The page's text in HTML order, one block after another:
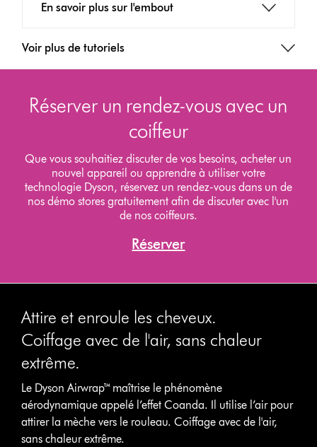
En savoir plus sur l'embout
Voir plus de tutoriels
Réserver un rendez-vous avec un
coiffeur
Que vous souhaitiez discuter de vos besoins, acheter un
nouvel appareil ou apprendre à utiliser votre
technologie Dyson, réservez un rendez-vous dans un de
nos démo stores gratuitement afin de discuter avec l'un
de nos coiffeurs.
Réserver
Attire et enroule les cheveux.
Coiffage avec de l'air, sans chaleur
extrême.
Le Dyson Airwrap™ maîtrise le phénomène
aérodynamique appelé l’effet Coanda. Il utilise l’air pour
attirer la mèche vers le rouleau. Coiffage avec de l'air,
sans chaleur extrême.